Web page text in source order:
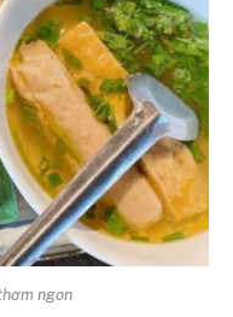
ngon